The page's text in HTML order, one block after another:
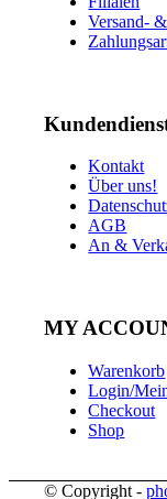
Versand-
Kontakt
Über uns!
AGB
An &
MY
Warenkorb
Login/
Checkout
Shop
© Copyright -